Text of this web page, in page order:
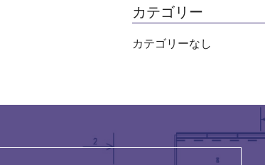
カテゴリー
カテゴリーなし